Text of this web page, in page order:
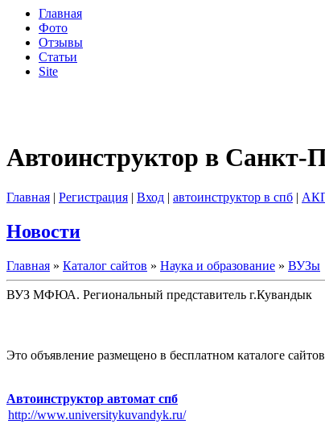
Главная
Фото
Отзывы
Статьи
Site
Автоинструктор в Санкт-
Главная | Регистрация | Вход | автоинструктор в спб |
Новости
Главная » Каталог сайтов » Наука и образование » ВУЗы
ВУЗ МФЮА. Региональный представитель г.Кувандык
Это объявление размещено в бесплатном каталоге сайтов
Автоинструктор автомат спб
http://www.universitykuvandyk.ru/